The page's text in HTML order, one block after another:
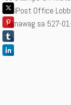
PhilPost Office
tumawag sa 527-